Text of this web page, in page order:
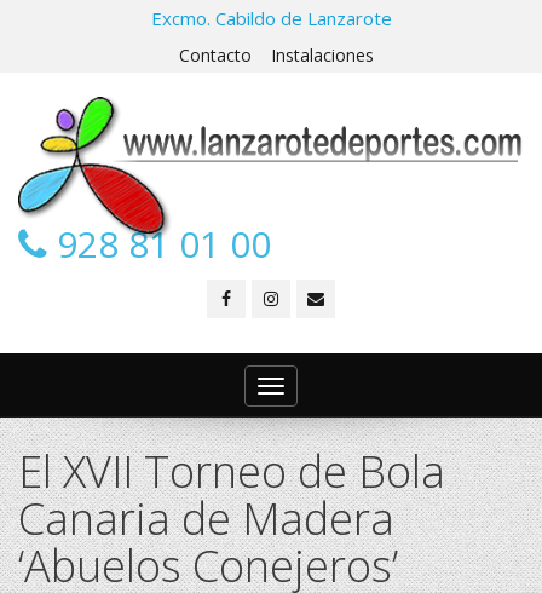
Excmo. Cabildo de Lanzarote
Contacto Instalaciones
928 81 01 00
Toggle
navigation
El XVII Torneo de Bola
Canaria de Madera
‘Abuelos Conejeros’